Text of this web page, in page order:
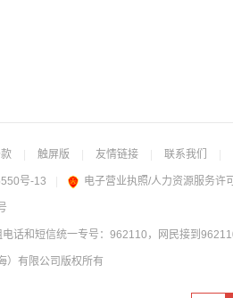
触屏版 友情链接 联系我们
号-13 电子营业执照/人力资源服务许
话和短信统一专号：962110，网民接到
）有限公司 版权所有